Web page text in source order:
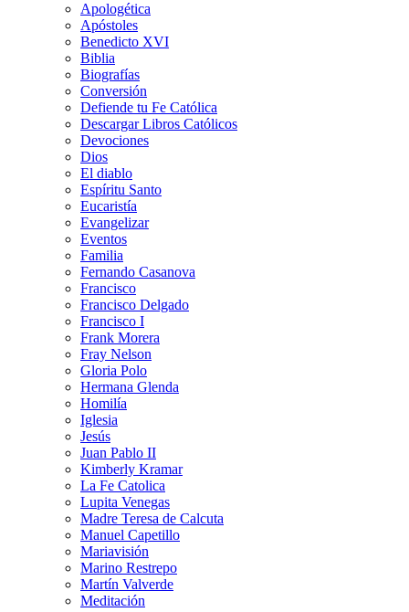
Apologética
Apóstoles
Benedicto XVI
Biblia
Biografías
Conversión
Defiende tu Fe Católica
Descargar Libros Católicos
Devociones
Dios
El diablo
Espíritu Santo
Eucaristía
Evangelizar
Eventos
Familia
Fernando Casanova
Francisco
Francisco Delgado
Francisco I
Frank Morera
Fray Nelson
Gloria Polo
Hermana Glenda
Homilía
Iglesia
Jesús
Juan Pablo II
Kimberly Kramar
La Fe Catolica
Lupita Venegas
Madre Teresa de Calcuta
Manuel Capetillo
Mariavisión
Marino Restrepo
Martín Valverde
Meditación